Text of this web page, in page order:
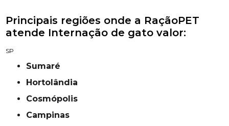
Principais regiões onde a RaçãoPET
atende Internação de gato valor:
SP
Sumaré
Hortolândia
Cosmópolis
campinas